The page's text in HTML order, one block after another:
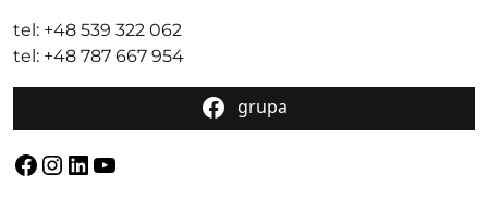
tel: +48 539 322 062
tel: +48 787 667 954
grupa
Facebook
Instagram
LinkedIn
YouTube